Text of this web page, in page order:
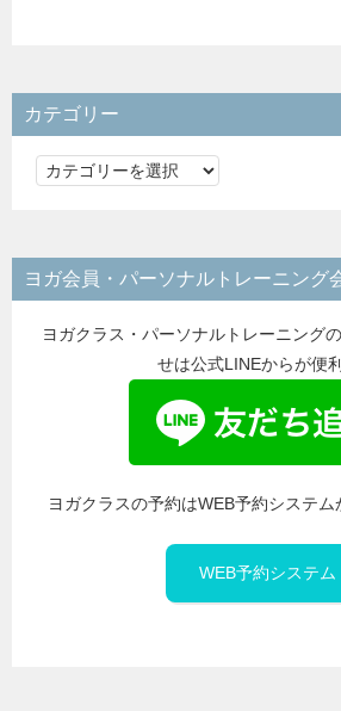
カテゴリー
カ
リ
ー
ヨガ会員・パーソナルトレーニング
ヨガクラス・パーソナルトレーニング
せは公式LINEからが便
ヨガクラスの予約はWEB予約システム
WEB予約システム